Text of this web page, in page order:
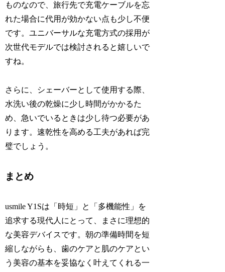
ものなので、旅行先で充電ケーブルを忘
れた場合に代用が効かない点も少し不便
です。ユニバーサルな充電方式の採用が
次世代モデルでは検討されると嬉しいで
すね。
さらに、シェーバーとして使用する際、
水洗い後の乾燥に少し時間がかかるた
め、急いでいるときは少し待つ必要があ
ります。速乾性を高める工夫があれば完
璧でしょう。
まとめ
usmile Y1Sは「時短」と「多機能性」を
追求する現代人にとって、まさに理想的
な美容デバイスです。朝の準備時間を短
縮しながらも、歯のケアと肌のケアとい
う美容の基本を妥協なく叶えてくれる一